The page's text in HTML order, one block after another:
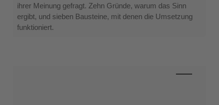
ihrer Meinung gefragt. Zehn Gründe, warum das Sinn
ergibt, und sieben Bausteine, mit denen die Umsetzung
funktioniert.